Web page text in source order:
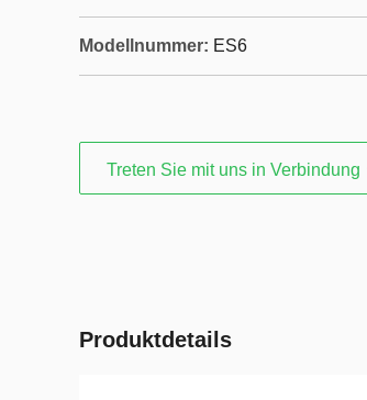
Modellnummer: ES6
Treten Sie mit uns in Verbindung
Produktdetails